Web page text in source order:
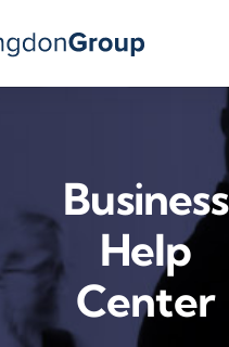
We Serve
Business
Help
Center